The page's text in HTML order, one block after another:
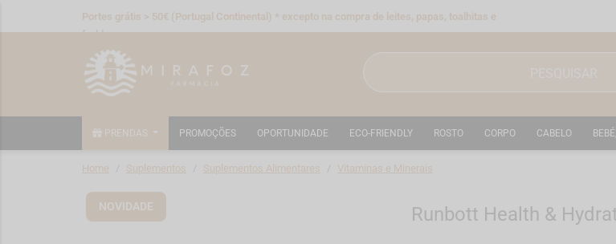
Portes grátis > 50€ (Portugal Continental) * excepto na compra de leites, papas, toalhitas e
fraldas
PRENDAS PROMOÇÕES OPORTUNIDADE ECO-FRIENDLY ROSTO CORPO CABELO
Home Suplementos Suplementos Alimentares Vitaminas e Minerais
NOVIDADE Runbott Health &